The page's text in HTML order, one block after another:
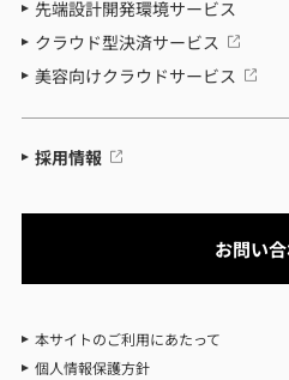
先端設計開発環境サービス
クラウド型決済サービス
美容向けクラウドサービス
採用情報
お問い
本サイトのご利用にあたって
個人情報保護方針